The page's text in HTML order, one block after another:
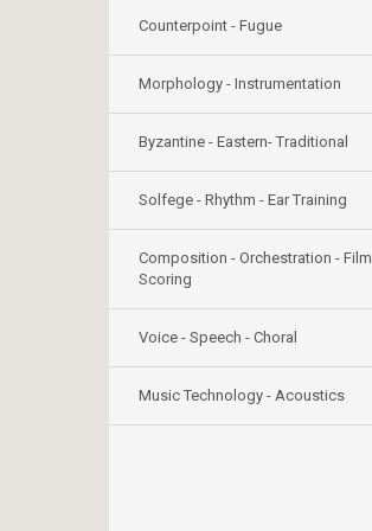
Counterpoint - Fugue
Morphology - Instrumentation
Byzantine - Eastern- Traditional
Solfege - Rhythm - Ear Training
Composition - Orchestration - Film
Scoring
Voice - Speech - Choral
Music Technology - Acoustics